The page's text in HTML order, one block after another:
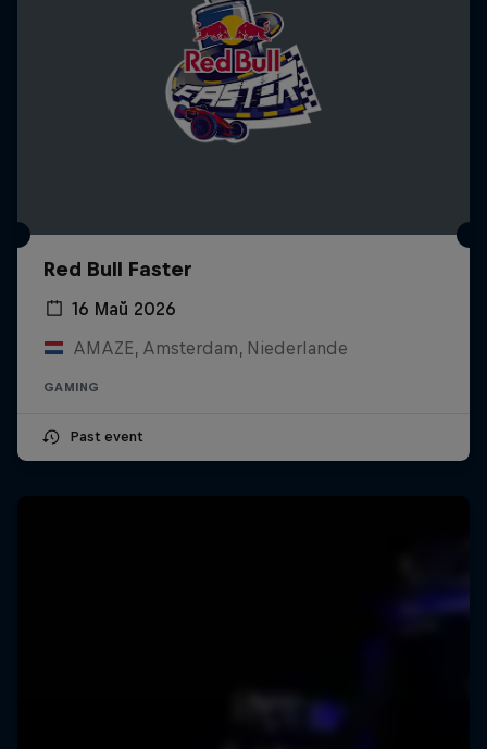
Red Bull Faster
16 Май 2026
AMAZE, Amsterdam, Niederlande
GAMING
Past event